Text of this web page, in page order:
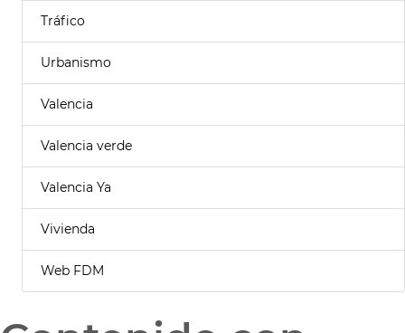
Tráfico
Urbanismo
Valencia
Valencia verde
Valencia Ya
Vivienda
Web FDM